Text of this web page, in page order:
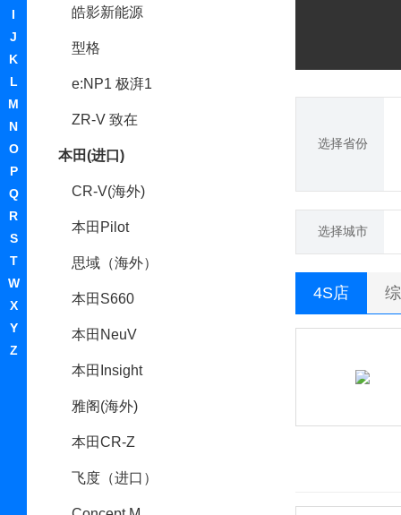
I
J
K
L
M
N
O
P
Q
R
S
T
W
X
Y
Z
皓影新能源
型格
e:NP1 极湃1
ZR-V 致在
本田(进口)
CR-V(海外)
本田Pilot
思域（海外）
本田S660
本田NeuV
本田Insight
雅阁(海外)
本田CR-Z
飞度（进口）
选择省份
选择城市
4S店